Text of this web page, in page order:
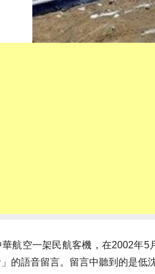
航空一架民航客機，在2002年
的語音留言。 留言中聽到的是低